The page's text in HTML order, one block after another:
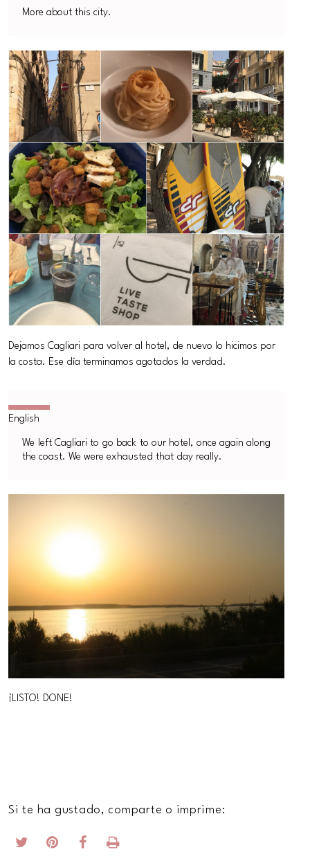
More about this city.
Dejamos Cagliari para volver al hotel, de nuevo lo hicimos por
la costa. Ese día terminamos agotados la verdad.
We left Cagliari to go back to our hotel, once again along
the coast. We were exhausted that day really.
¡LISTO! DONE!
Si te ha gustado, comparte o imprime: